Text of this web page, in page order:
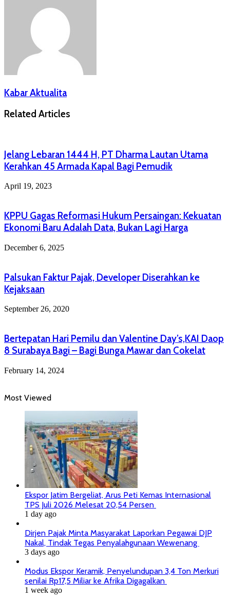
Kabar Aktualita
Related Articles
Jelang Lebaran 1444 H, PT Dharma Lautan Utama
Kerahkan 45 Armada Kapal Bagi Pemudik
April 19, 2023
KPPU Gagas Reformasi Hukum Persaingan: Kekuatan
Ekonomi Baru Adalah Data, Bukan Lagi Harga
December 6, 2025
Palsukan Faktur Pajak, Developer Diserahkan ke
Kejaksaan
September 26, 2020
Bertepatan Hari Pemilu dan Valentine Day’s,KAI Daop
8 Surabaya Bagi – Bagi Bunga Mawar dan Cokelat
February 14, 2024
Most Viewed
Ekspor Jatim Bergeliat, Arus Peti Kemas Internasional
TPS Juli 2026 Melesat 20,54 Persen
1 day ago
Dirjen Pajak Minta Masyarakat Laporkan Pegawai DJP
Nakal, Tindak Tegas Penyalahgunaan Wewenang
3 days ago
Modus Ekspor Keramik, Penyelundupan 3,4 Ton Merkuri
senilai Rp17,5 Miliar ke Afrika Digagalkan
1 week ago